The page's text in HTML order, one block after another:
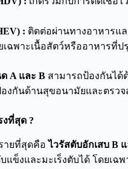
: ติดต่อผ่านทางอาหารแ
ฉพาะเนื้อสัตว์หรืออาหารที่ป
A และ B สามารถป้องกันไ
งกันด้านสุขอนามัยและตรว
งที่สุด ?
ายที่สุดคือไวรัสตับอักเสบ B
แข็งและมะเร็งตับได้ โดยเ